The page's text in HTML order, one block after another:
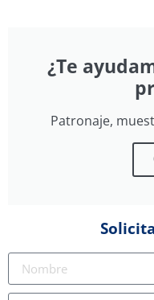
¿Te
Patronaje,